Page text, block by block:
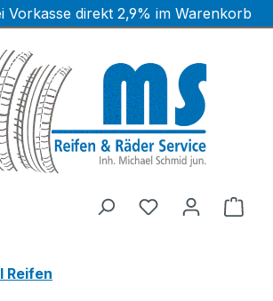
Vorkasse direkt 2,9% im Warenkorb
Reifen